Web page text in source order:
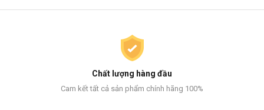
Chất lượng hàng đầu
Cam kết tất cả sản phẩm chính hãng 100%